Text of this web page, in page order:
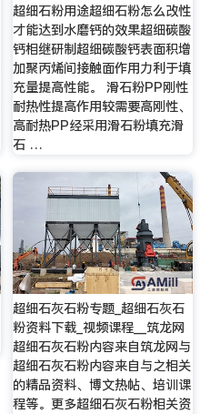
超细石粉用途超细石粉怎么改性
才能达到水磨钙的效果超细碳酸
钙相继研制超细碳酸钙表面积增
加聚丙烯间接触面作用力利于填
充量提高性能。 滑石粉PP刚性
耐热性提高作用较需要高刚性、
高耐热PP经采用滑石粉填充滑
石 …
超细石灰石粉专题_超细石灰石
粉资料下载_视频课程__筑龙网
超细石灰石粉内容来自筑龙网与
超细石灰石粉内容来自与之相关
的精品资料、博文热帖、培训课
程等。更多超细石灰石粉相关资